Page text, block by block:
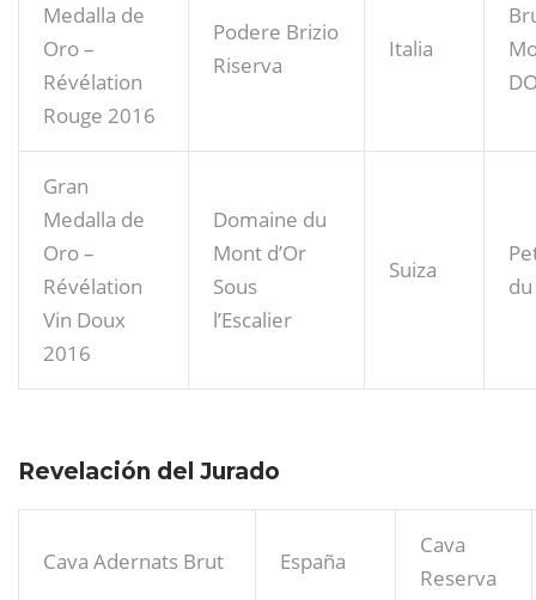
Medalla de
Oro –
Révélation
Rouge 2016
Podere Brizio
Riserva
Italia
Gran
Medalla de
Oro –
Révélation
Vin Doux
2016
Domaine du
Mont d’Or
Sous
l’Escalier
Suiza
Revelación del Jurado
Cava Adernats Brut España
Cava
Reserva